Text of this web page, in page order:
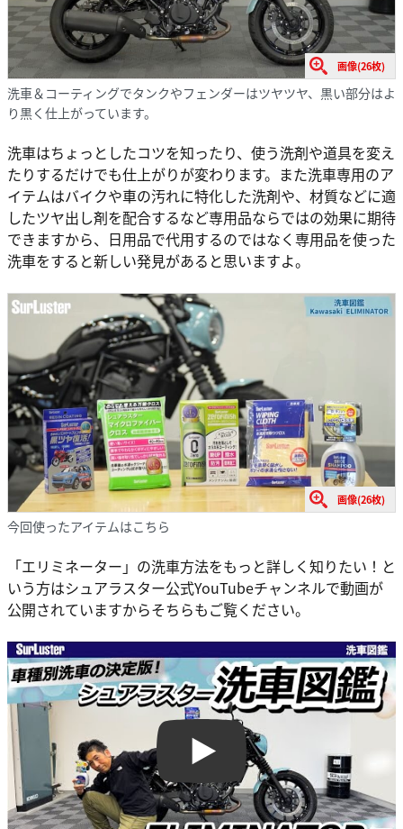
画像(26枚)
洗車＆コーティングでタンクやフェンダーはツヤツヤ、黒い部分はよ
り黒く仕上がっています。
洗車はちょっとしたコツを知ったり、使う洗剤や道具を変え
たりするだけでも仕上がりが変わります。また洗車専用のア
イテムはバイクや車の汚れに特化した洗剤や、材質などに適
したツヤ出し剤を配合するなど専用品ならではの効果に期待
できますから、日用品で代用するのではなく専用品を使った
洗車をすると新しい発見があると思いますよ。
画像(26枚)
今回使ったアイテムはこちら
「エリミネーター」の洗車方法をもっと詳しく知りたい！と
いう方はシュアラスター公式YouTubeチャンネルで動画が
公開されていますからそちらもご覧ください。
Play